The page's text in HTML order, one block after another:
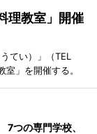
理教室」開催
てい）」（TEL
」を開催する。
つの専門学校、